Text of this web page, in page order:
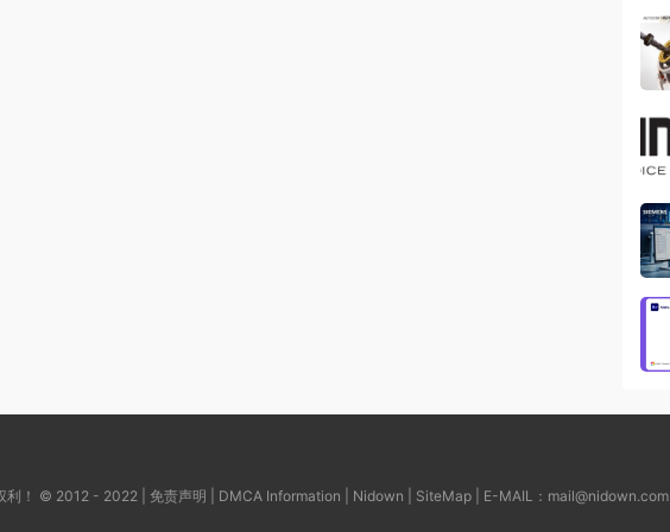
利！ © 2012 - 2022 | 免责声明 DMCA Information Nidown SiteMap| E-MAIL： mail@nidown.com